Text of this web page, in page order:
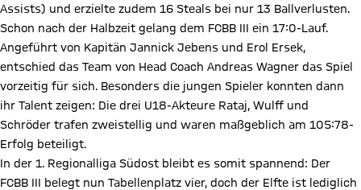
Assists) und erzielte zudem 16 Steals bei nur 13 Ballverlusten.
Schon nach der Halbzeit gelang dem FCBB III ein 17:0-Lauf.
Angeführt von Kapitän Jannick Jebens und Erol Ersek,
entschied das Team von Head Coach Andreas Wagner das Spiel
vorzeitig für sich. Besonders die jungen Spieler konnten dann
ihr Talent zeigen: Die drei U18-Akteure Rataj, Wulff und
Schröder trafen zweistellig und waren maßgeblich am 105:78-
Erfolg beteiligt.
In der 1. Regionalliga Südost bleibt es somit spannend: Der
FCBB III belegt nun Tabellenplatz vier, doch der Elfte ist lediglich